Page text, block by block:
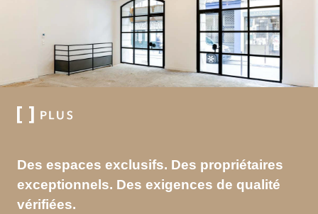
Des espaces exclusifs. Des propriétaires
exceptionnels. Des exigences de qualité
vérifiées.